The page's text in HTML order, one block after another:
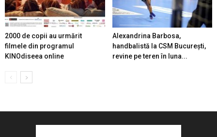
2000 de copii au urmărit
filmele din programul
KINOdiseea online
Alexandrina Barbosa,
handbalistă la CSM București,
revine pe teren în luna...